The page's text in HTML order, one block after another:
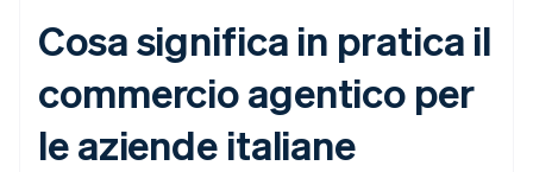
Cosa significa in pratica il
commercio agentico per
le aziende italiane